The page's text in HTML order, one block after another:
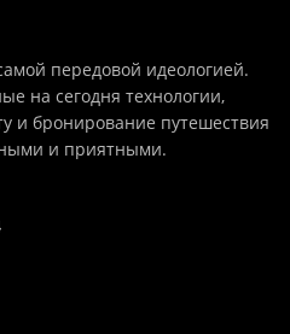
передовой идеологией.
на сегодня технологии,
и бронирование путешествия
и приятными.